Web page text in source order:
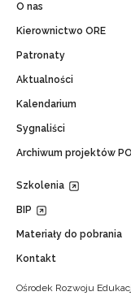
O nas
Kierownictwo ORE
Patronaty
Aktualności
Kalendarium
Sygnaliści
Archiwum projektów
Szkolenia
BIP
Materiały do pobrania
Kontakt
Ośrodek Rozwoju